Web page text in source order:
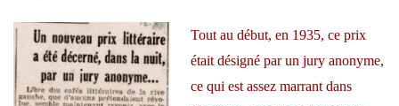
Tout au début, en 1935, ce prix
était désigné par un jury anonyme,
ce qui est assez marrant dans